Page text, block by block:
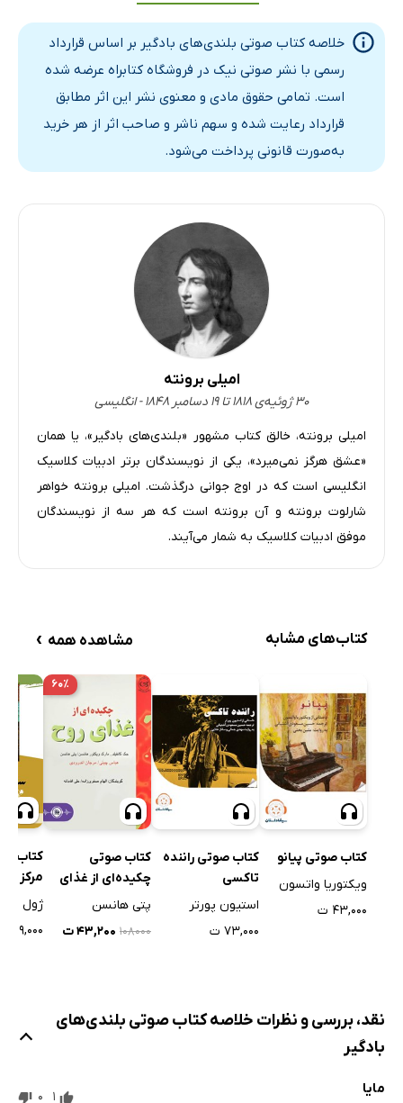
خلاصه کتاب صوتی بلندی‌های بادگیر بر اساس قرارداد
رسمی با نشر صوتی نیک در فروشگاه کتابراه عرضه شده
است. تمامی حقوق مادی و معنوی نشر این اثر مطابق
قرارداد رعایت شده و سهم ناشر و صاحب اثر از هر خرید
به‌صورت قانونی پرداخت می‌شود.
امیلی برونته
۳۰ ژوئیه‌ی ۱۸۱۸ تا ۱۹ دسامبر ۱۸۴۸ - انگلیسی
امیلی برونته، خالق کتاب مشهور «بلندی‌های بادگیر»، یا همان
«عشق هرگز نمی‌میرد»، یکی از نویسندگان برتر ادبیات کلاسیک
انگلیسی است که در اوج جوانی درگذشت. امیلی برونته خواهر
شارلوت برونته و آن برونته است که هر سه از نویسندگان
موفق ادبیات کلاسیک به شمار می‌آیند.
کتاب‌های مشابه مشاهده همه ›
کتاب صوتی پیانو
ویکتوریا واتسون
۴۳,۰۰۰ ت
کتاب صوتی راننده
تاکسی
استیون پورتر
۷۳,۰۰۰ ت
۶۰٪
کتاب صوتی
چکیده‌ای از غذای
روح
پتی هانسن
۱۰۸۰۰۰ ۴۳,۲۰۰ ت
کتاب
مرکز
ژول
۱۱۹,۰۰۰ ت
نقد، بررسی و نظرات خلاصه کتاب صوتی بلندی‌های
بادگیر
مایا 1
0